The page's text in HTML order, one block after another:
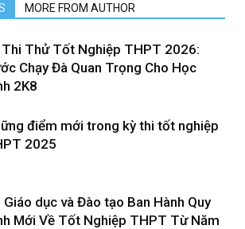
MORE FROM AUTHOR
Thi Thử Tốt Nghiệp THPT 2026:
Chạy Đà Quan Trọng Cho Học
2K8
điểm mới trong kỳ thi tốt nghiệp
2025
Giáo dục và Đào tạo Ban Hành Quy
Mới Về Tốt Nghiệp THPT Từ Năm